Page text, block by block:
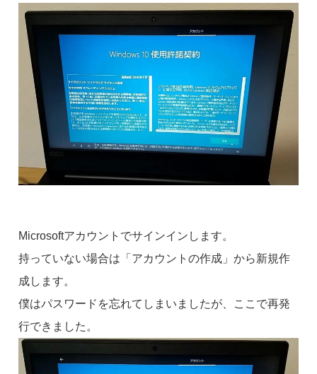
Microsoftアカウントでサインインします。
持っていない場合は「アカウントの作成」から新規作
成します。
僕はパスワードを忘れてしまいましたが、ここで再発
行できました。